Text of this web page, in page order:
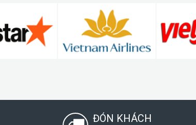
ĐÓN KHÁCH